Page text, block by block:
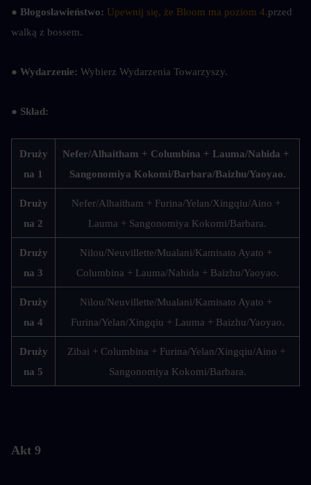
● Błogosławieństwo: Upewnij się, że Bloom ma poziom 4.przed
walką z bossem.
● Wydarzenie: Wybierz Wydarzenia Towarzyszy.
● Skład:
Druży
na 1
Nefer/Alhaitham + Columbina + Lauma/Nahida +
Sangonomiya Kokomi/Barbara/Baizhu/Yaoyao.
Druży
na 2
Nefer/Alhaitham + Furina/Yelan/Xingqiu/Aino +
Lauma + Sangonomiya Kokomi/Barbara.
Druży
na 3
Nilou/Neuvillette/Mualani/Kamisato Ayato +
Columbina + Lauma/Nahida + Baizhu/Yaoyao.
Druży
na 4
Nilou/Neuvillette/Mualani/Kamisato Ayato +
Furina/Yelan/Xingqiu + Lauma + Baizhu/Yaoyao.
Druży
na 5
Zibai + Columbina + Furina/Yelan/Xingqiu/Aino +
Sangonomiya Kokomi/Barbara.
Akt 9